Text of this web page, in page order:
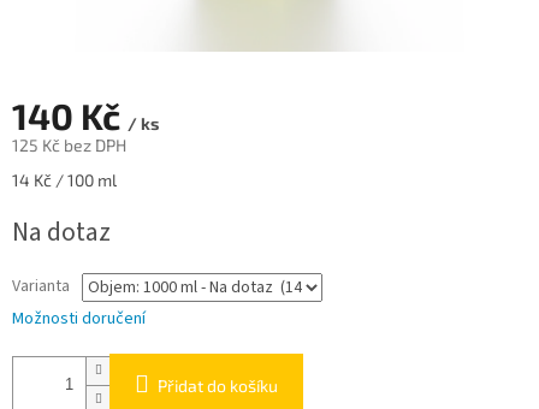
140 Kč / ks
125 Kč bez DPH
Měrná
14 Kč / 100 ml
Na dotaz
Varianta
Možnosti doručení
Přidat do košíku